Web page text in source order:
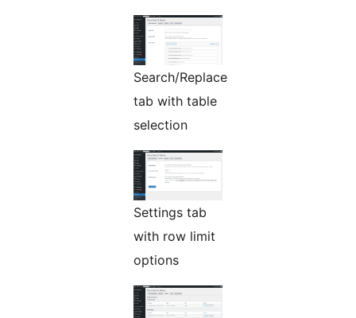
Search/Replace
tab with table
selection
Settings tab
with row limit
options